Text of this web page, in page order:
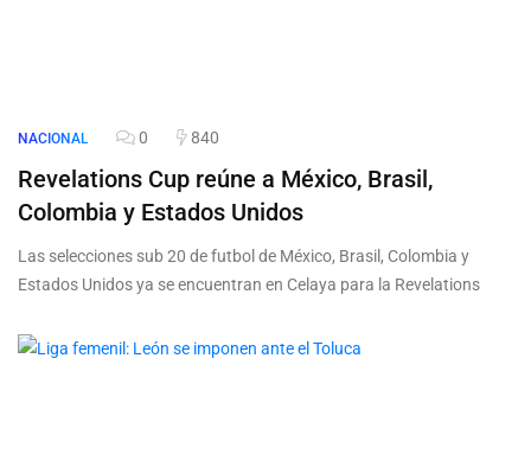
NACIONAL 0 840
Revelations Cup reúne a México, Brasil,
Colombia y Estados Unidos
Las selecciones sub 20 de futbol de México, Brasil, Colombia y
Estados Unidos ya se encuentran en Celaya para la Revelations